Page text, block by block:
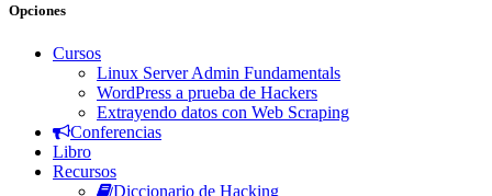
Opciones
Cursos
Linux Server Admin Fundamentals
WordPress a prueba de Hackers
Extrayendo datos con Web Scraping
Conferencias
Libro
Recursos
Diccionario de Hacking